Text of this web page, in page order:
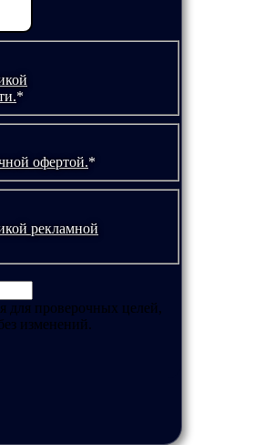
*
офертой.*
рекламной
для проверочных целей,
изменений.